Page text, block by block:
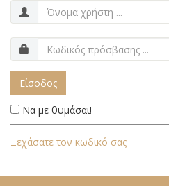
Είσοδος
Να με θυμάσαι!
Ξεχάσατε τον κωδικό σας